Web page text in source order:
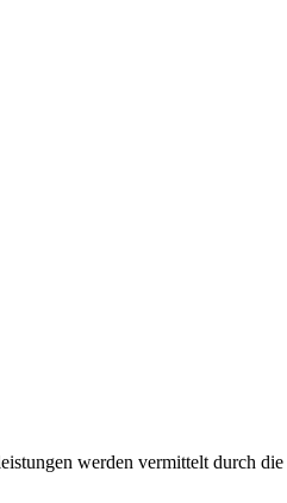
werden vermittelt durch die